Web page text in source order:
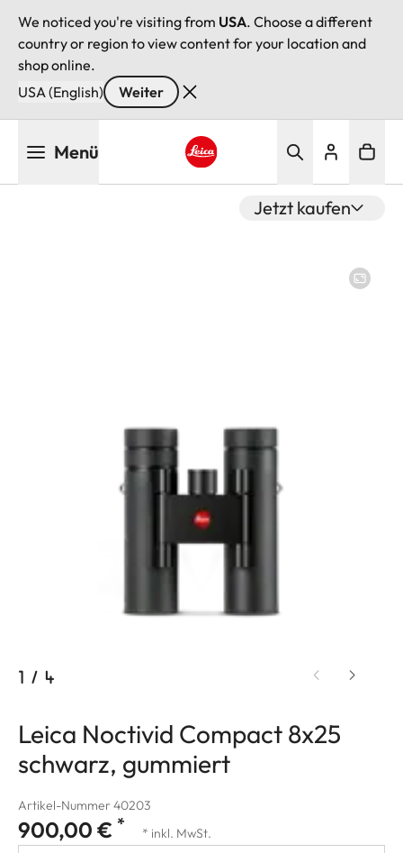
We noticed you're visiting from USA. Choose a different
country or region to view content for your location and
shop online.
USA (English)
Weiter
Menü
Jetzt kaufen
1 / 4
Leica Noctivid Compact 8x25
schwarz, gummiert
Artikel-Nummer 40203
900,00 € * * inkl. MwSt.